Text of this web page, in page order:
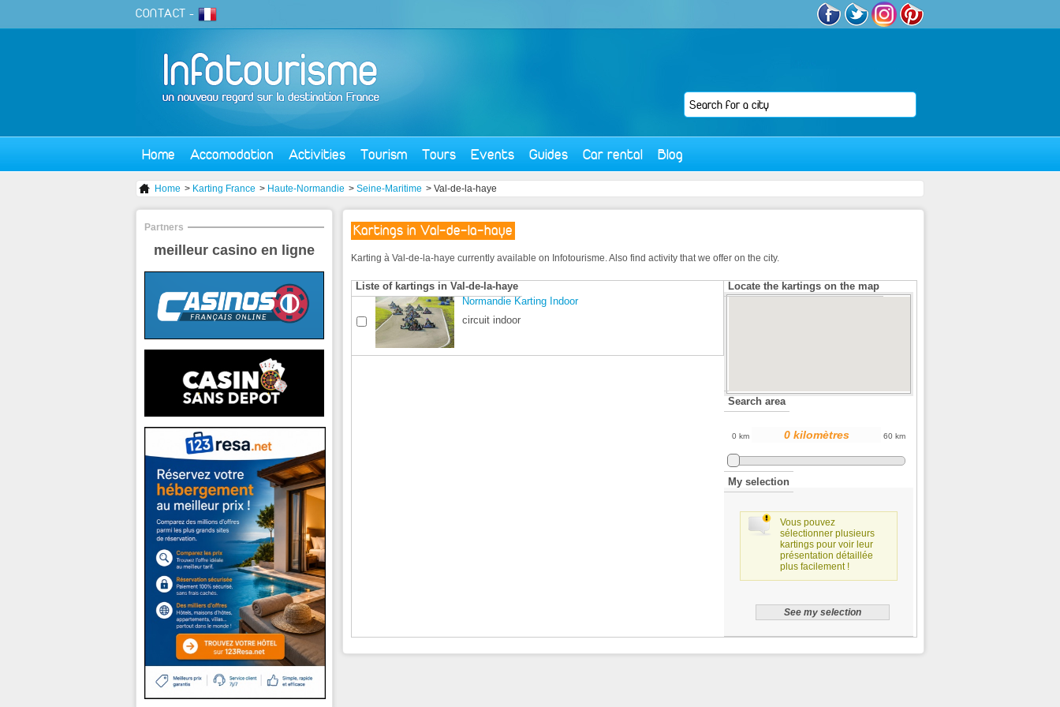
CONTACT -
Home Accomodation Activities Tourism Tours Events Guides Car rental Blog
Home > Karting France > Haute-Normandie > Seine-Maritime > Val-de-la-haye
Kartings in Val-de-la-haye
Karting à Val-de-la-haye currently available on Infotourisme. Also find activity that we offer on the city.
Liste of kartings in Val-de-la-haye
Normandie Karting Indoor
circuit indoor
Locate the kartings on the map
Search area
0 km 60 km
My selection
Vous pouvez
sélectionner plusieurs
kartings pour voir leur
présentation détaillée
plus facilement !
Partners
meilleur casino en ligne